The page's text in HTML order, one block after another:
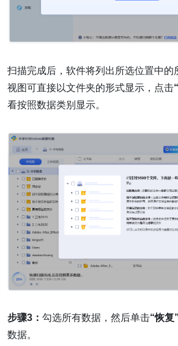
扫描完成后，软件将列出所选位置中的
视图可直接以文件夹的形式显示，点击
看按照数据类别显示。
步骤3： 勾选所有数据，然后单击“恢复”
数据。